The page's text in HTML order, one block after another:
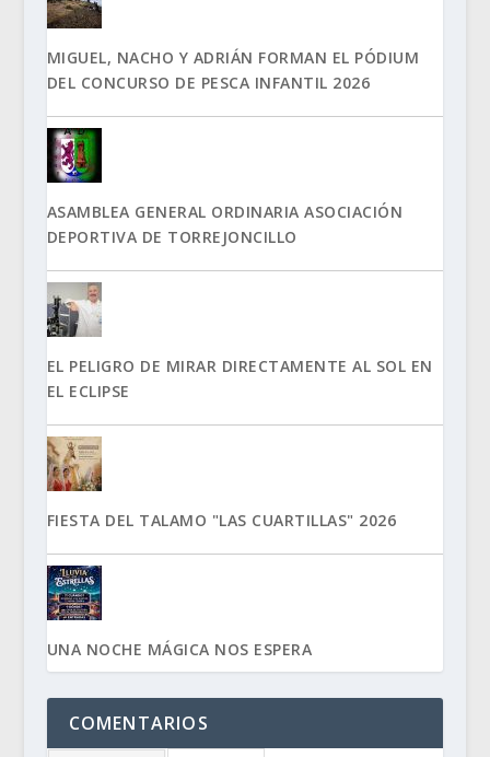
MIGUEL, NACHO Y ADRIÁN FORMAN EL PÓDIUM
DEL CONCURSO DE PESCA INFANTIL 2026
ASAMBLEA GENERAL ORDINARIA ASOCIACIÓN
DEPORTIVA DE TORREJONCILLO
EL PELIGRO DE MIRAR DIRECTAMENTE AL SOL EN
EL ECLIPSE
FIESTA DEL TALAMO "LAS CUARTILLAS" 2026
UNA NOCHE MÁGICA NOS ESPERA
COMENTARIOS